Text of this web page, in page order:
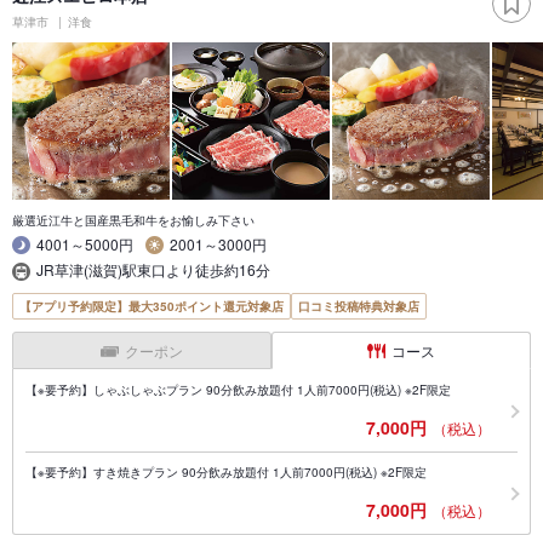
草津市 洋食
厳選近江牛と国産黒毛和牛をお愉しみ下さい
4001～5000円
2001～3000円
JR草津(滋賀)駅東口より徒歩約16分
【アプリ予約限定】最大350ポイント還元対象店 口コミ投稿特典対象店
クーポン コース
【※要予約】しゃぶしゃぶプラン 90分飲み放題付 1人前7000円(税込) ※2F限定
7,000円 （税込）
【※要予約】すき焼きプラン 90分飲み放題付 1人前7000円(税込) ※2F限定
7,000円 （税込）